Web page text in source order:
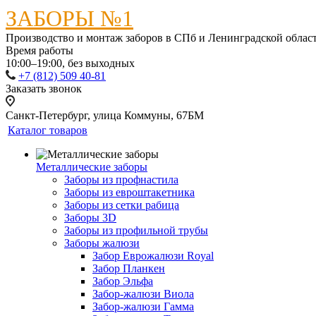
ЗАБОРЫ №1
Производство и монтаж заборов в СПб и Ленинградской
Время работы
10:00–19:00, без выходных
+7 (812) 509 40-81
Заказать звонок
Санкт-Петербург, улица Коммуны, 67БМ
Каталог товаров
Металлические заборы
Заборы из профнастила
Заборы из евроштакетника
Заборы из сетки рабица
Заборы 3D
Заборы из профильной трубы
Заборы жалюзи
Забор Еврожалюзи Royal
Забор Планкен
Забор Эльфа
Забор-жалюзи Виола
Забор-жалюзи Гамма